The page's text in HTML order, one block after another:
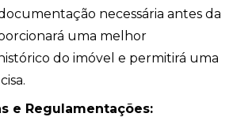
necessária antes da
uma melhor
do imóvel e permitirá uma
e Regulamentações: